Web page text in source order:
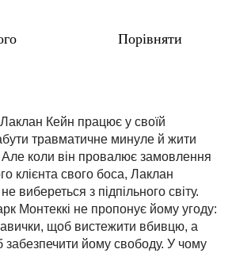
Порівняти
Кейн працює у своїй
травматичне минуле й жити
коли він провалює замовлення
клієнта свого боса, Лаклан
вибереться з підпільного світу.
Монтеккі не пропонує йому угоду:
щоб вистежити вбивцю, а
забезпечити йому свободу. У чому